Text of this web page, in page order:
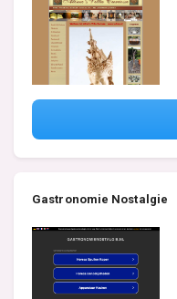
Gastronomie Nostalgie